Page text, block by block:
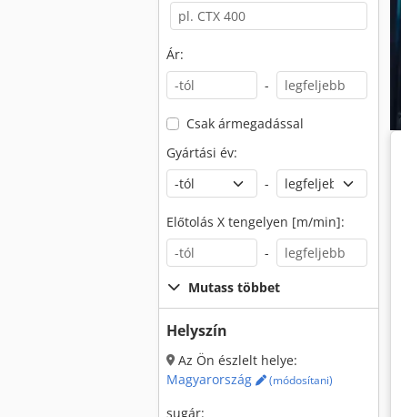
Ár:
-
Csak ármegadással
Gyártási év:
-
Előtolás X tengelyen [m/min]:
-
Mutass többet
Helyszín
Az Ön észlelt helye:
Magyarország
(módosítani)
sugár: